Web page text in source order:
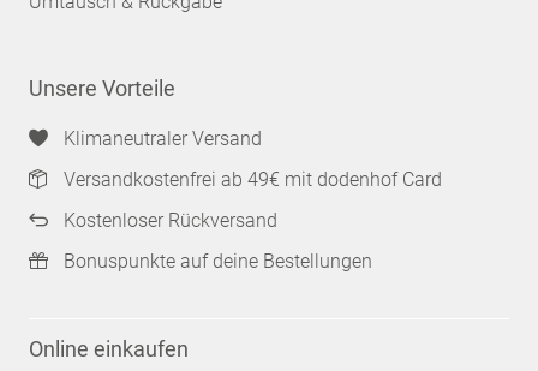
Unsere Vorteile
Klimaneutraler Versand
Versandkostenfrei ab 49€ mit dodenhof Card
Kostenloser Rückversand
Bonuspunkte auf deine Bestellungen
Online einkaufen